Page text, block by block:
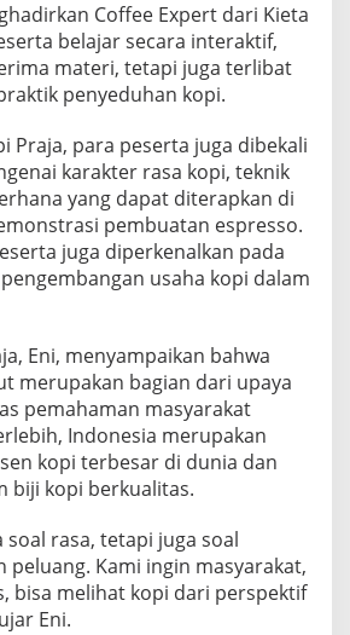
s
a
h
a
Coffee Expert dari Kieta
belajar secara interaktif,
materi, tetapi juga terlibat
penyeduhan kopi.
Praja, para peserta juga dibekali
karakter rasa kopi, teknik
yang dapat diterapkan di
pembuatan espresso.
juga diperkenalkan pada
usaha kopi dalam
Eni, menyampaikan bahwa
merupakan bagian dari upaya
pemahaman masyarakat
Indonesia merupakan
kopi terbesar di dunia dan
biji kopi berkualitas.
soal rasa, tetapi juga soal
peluang. Kami ingin masyarakat,
bisa melihat kopi dari perspektif
Eni.